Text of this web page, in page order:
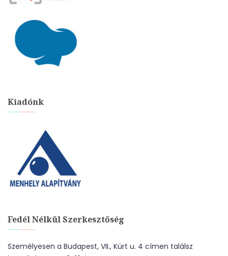
Kiadónk
Fedél Nélkül Szerkesztőség
Személyesen a Budapest, VII., Kürt u. 4 címen találsz